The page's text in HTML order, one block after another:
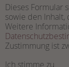
Dieses Formular
sowie den
Weitere
Zustimmung ist
Ich stimme zu